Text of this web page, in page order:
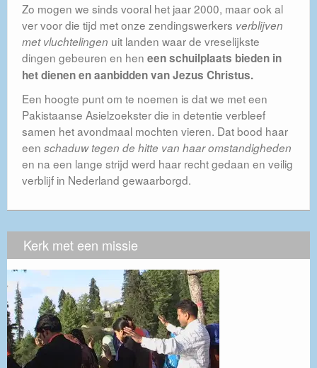
Zo mogen we sinds vooral het jaar 2000, maar ook al
ver voor die tijd met onze zendingswerkers verblijven
met vluchtelingen uit landen waar de vreselijkste
dingen gebeuren en hen een schuilplaats bieden in
het dienen en aanbidden van Jezus Christus.
Een hoogte punt om te noemen is dat we met een
Pakistaanse Asielzoekster die in detentie verbleef
samen het avondmaal mochten vieren. Dat bood haar
een schaduw tegen de hitte van haar omstandigheden
en na een lange strijd werd haar recht gedaan en veilig
verblijf in Nederland gewaarborgd.
Kerk met een missie